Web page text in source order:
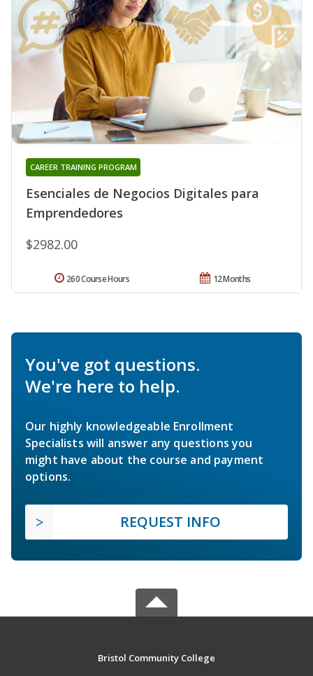
Esenciales de Negocios Digitales para
Emprendedores
CAREER TRAINING PROGRAM
$2982.00
12 Months
260 Course Hours
You've got questions.
We're here to help.
Our highly knowledgeable Enrollment
Specialists will answer any questions you
might have about the course and payment
options.
REQUEST INFO
Bristol Community College